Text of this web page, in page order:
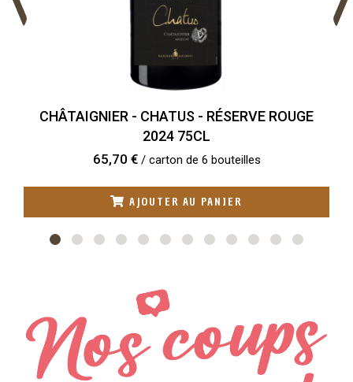
CHÂTAIGNIER - CHATUS - RÉSERVE ROUGE
2024 75CL
65,70 €/ carton de 6 bouteilles
AJOUTER AU PANIER